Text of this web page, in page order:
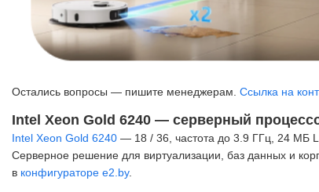
Остались вопросы — пишите менеджерам. Ссылка на
Intel Xeon Gold 6240 — серверный
Intel Xeon Gold 6240 — 18 / 36, частота до 3.9 ГГц, 24 МБ
Серверное решение для виртуализации, баз данных и
в конфигураторе e2.by.